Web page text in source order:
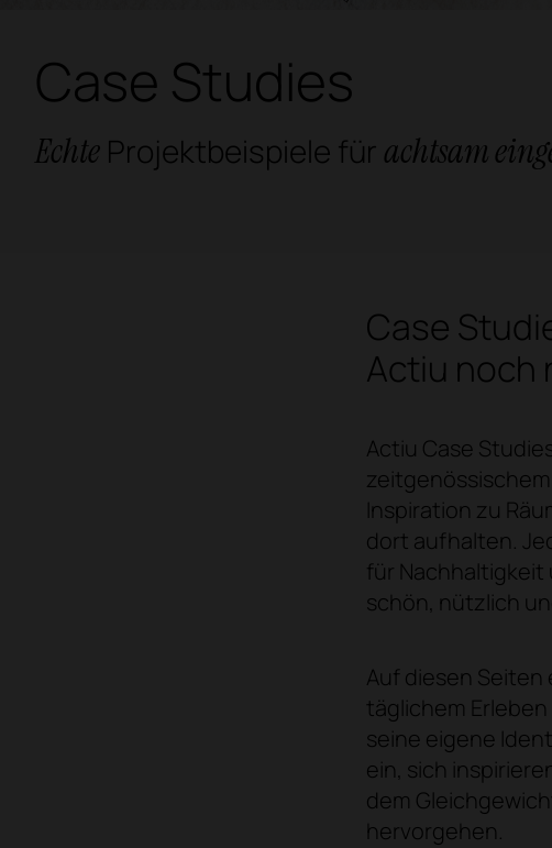
Case Studies
Echte Projektbeispiele für achtsam
Case
Actiu noch
Actiu Case
Inspiration zu
dort aufhalten.
für Nachhaltigkeit
schön, nützlich
Auf diesen Seiten
täglichem
seine eigene
ein, sich
dem
hervorgehen.